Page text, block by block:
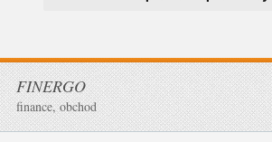
FINERGO
finance, obchod